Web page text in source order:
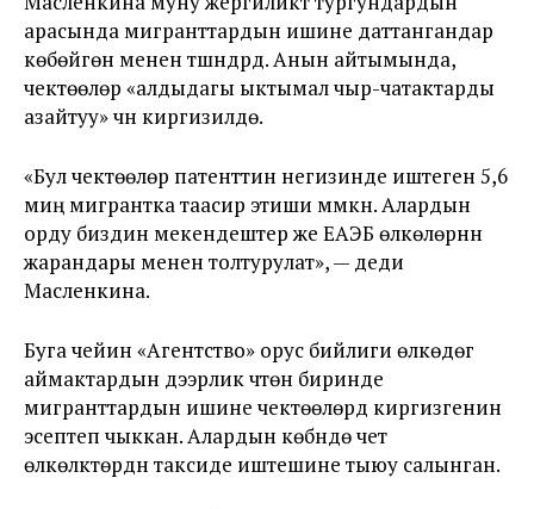
арасында мигранттардын ишине даттангандар
көбөйгөнү менен түшүндүрдү. Анын айтымында,
чектөөлөр «алдыдагы ыктымал чыр-чатактарды
азайтуу» үчүн киргизилүүдө.
«Бул чектөөлөр патенттин негизинде иштеген 5,6
миң мигрантка таасир этиши мүмкүн. Алардын
орду биздин мекендештер же ЕАЭБ өлкөлөрүнүн
жарандары менен толтурулат», — деди
Масленкина.
Буга чейин «Агентство» орус бийлиги өлкөдөгү
аймактардын дээрлик үчтөн биринде
мигранттардын ишине чектөөлөрдү киргизгенин
эсептеп чыккан. Алардын көбүндө чет
өлкөлүктөрдүн таксиде иштешине тыюу салынган.